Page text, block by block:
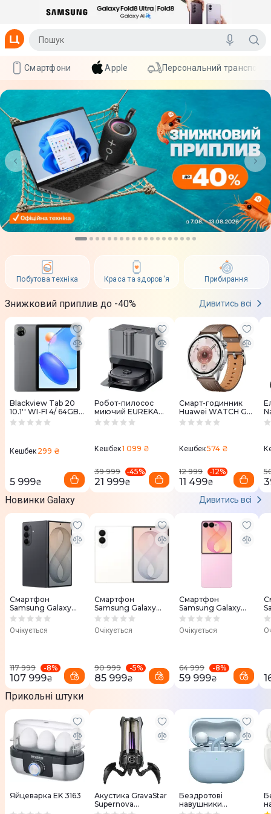
Смартфони Apple Персональний транспорт
Побутова техніка Краса та здоров'я Прибирання
Знижковий приплив до -40% Дивитись всі
Blackview Tab 20
10.1'' WI-FI 4/ 64GB
Grey
Кешбек 299 ₴
5 999₴
Робот-пилосос
миючий EUREKA
J20
Кешбек1 099 ₴
39 999 -45%
21 999₴
Смарт-годинник
Huawei WATCH GT
6 46mm Brown
Кешбек574 ₴
12 999 -12%
11 499₴
Новинки Galaxy
Дивитись всі
Смартфон
Samsung Galaxy
Fold 8 Ultra F976B
F976BZKNSEK)
Очікується
117 999 -8%
107 999₴
Смартфон
Samsung Galaxy
Fold 8 F971B
(SM-F971BZWCSEK)
Очікується
90 999 -5%
85 999₴
Смартфон
Samsung Galaxy
Flip 8 F776B
F776BLIHSEK)
Очікується
64 999 -8%
59 999₴
Прикольні штуки
Яйцеварка EK 3163
Акустика GravaStar
Supernova
Бездротові
навушники